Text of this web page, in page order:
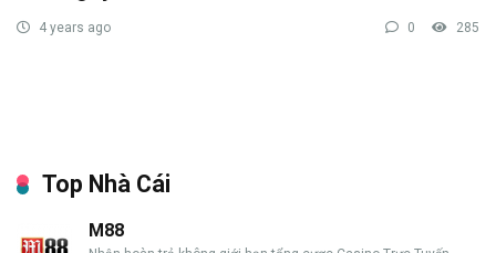
4 years ago 0 285
Top Nhà Cái
M88